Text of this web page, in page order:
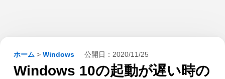
ホーム > Windows 公開日： 2020/11/25
Windows 10の起動が遅い時の